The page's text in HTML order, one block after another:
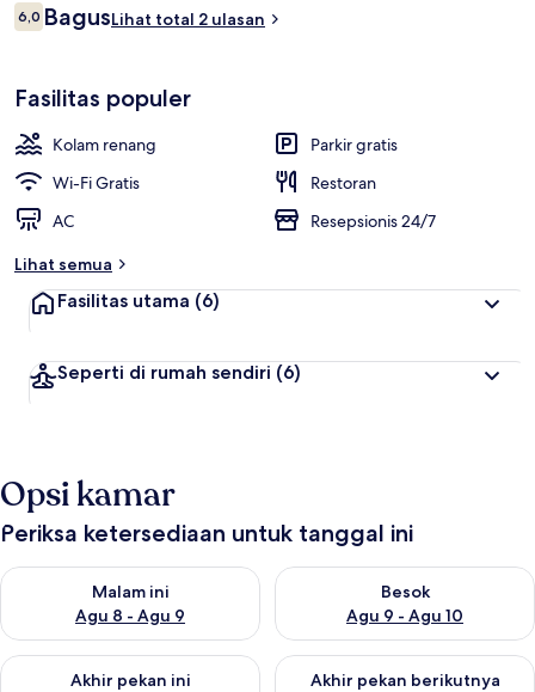
Ulasan
6,06,0 dari 10
BagusLihat total 2 ulasan
Fasilitas populer
Kolam renang
Parkir gratis
Wi-Fi Gratis
Restoran
AC
Resepsionis 24/7
Lihat semua
Fasilitas utama (6)
Seperti di rumah sendiri (6)
Opsi kamar
Periksa ketersediaan untuk tanggal ini
Malam ini
Agu 8 - Agu 9
Periksa ketersediaan untuk malam ini Agu 8 - Agu 9
Besok
Agu 9 - Agu 10
Periksa ketersediaan untuk
Akhir pekan ini
Periksa ketersediaan untuk akhir pekan ini Agu 14 - Agu 16
Akhir pekan berikutnya
Periksa ketersediaan untuk